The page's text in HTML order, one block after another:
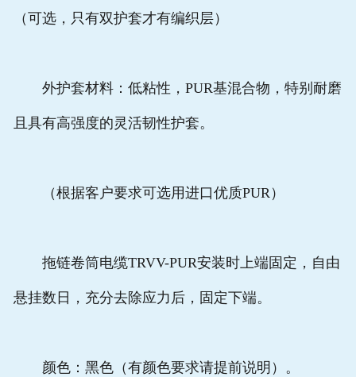
（可选，只有双护套才有编织层）
外护套材料：低粘性，PUR基混合物，特别耐磨
且具有高强度的灵活韧性护套。
（根据客户要求可选用进口优质PUR）
拖链卷筒电缆TRVV-PUR安装时上端固定，自由
悬挂数日，充分去除应力后，固定下端。
颜色：黑色（有颜色要求请提前说明）。